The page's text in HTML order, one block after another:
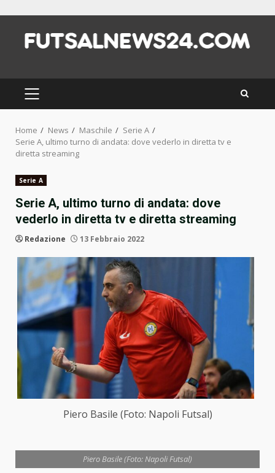
content
PRIMARY
MENU
Home News Maschile
Serie A
Serie A, ultimo turno di andata: dove vederlo in diretta tv e
diretta streaming
Serie A
Serie A, ultimo turno di andata: dove
vederlo in diretta tv e diretta streaming
Redazione 13 Febbraio 2022
Piero Basile (Foto: Napoli Futsal)
Piero Basile (Foto: Napoli Futsal)